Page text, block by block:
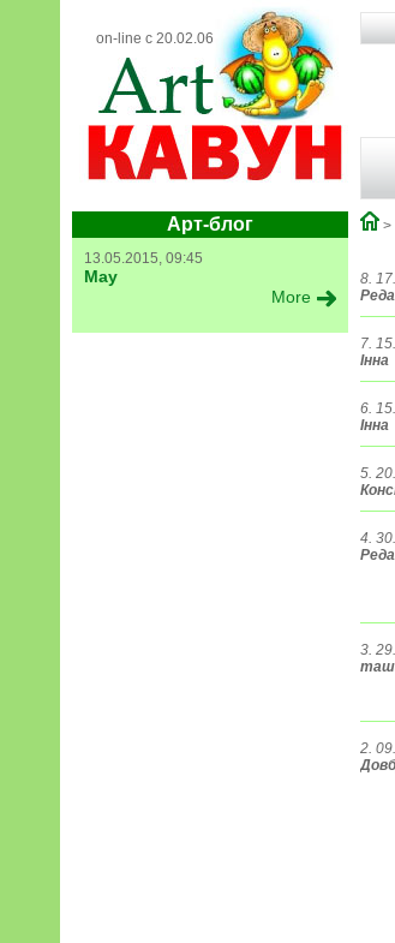
on-line с 20.02.06
Арт-блог
13.05.2015, 09:45
May
More
>
8.
7.
Інна
6.
Інна
5.
4.
3.
2.